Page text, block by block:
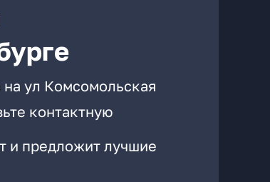
ул Комсомольская
контактную
и предложит лучшие